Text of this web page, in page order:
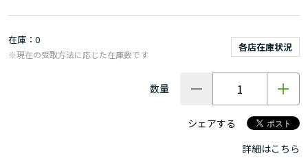
在庫 0
各店在庫状況
※現在の受取方法に応じた在庫数です
数量
シェアする
詳細はこちら